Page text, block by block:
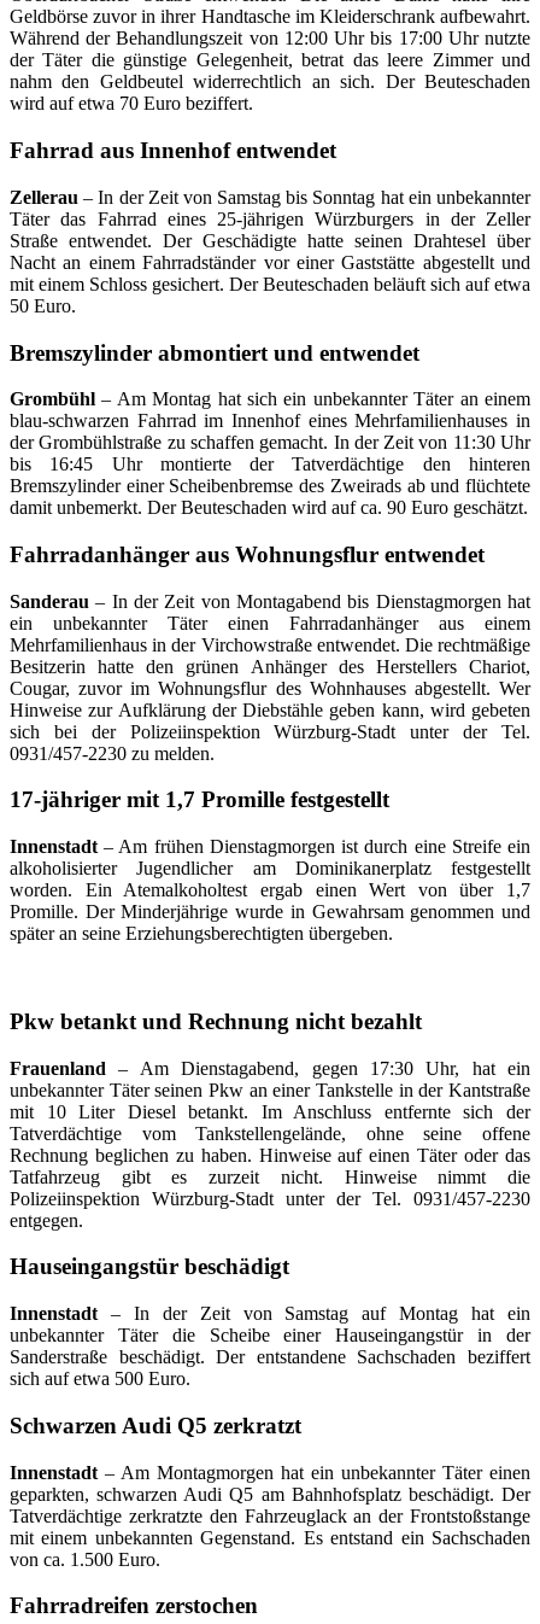
Geldbörse zuvor in ihrer Handtasche im Kleiderschrank aufbewahrt.
Während der Behandlungszeit von 12:00 Uhr bis 17:00 Uhr nutzte
der Täter die günstige Gelegenheit, betrat das leere Zimmer und
nahm den Geldbeutel widerrechtlich an sich. Der Beuteschaden
wird auf etwa 70 Euro beziffert.
Fahrrad aus Innenhof entwendet
Zellerau – In der Zeit von Samstag bis Sonntag hat ein unbekannter
Täter das Fahrrad eines 25-jährigen Würzburgers in der Zeller
Straße entwendet. Der Geschädigte hatte seinen Drahtesel über
Nacht an einem Fahrradständer vor einer Gaststätte abgestellt und
mit einem Schloss gesichert. Der Beuteschaden beläuft sich auf etwa
50 Euro.
Bremszylinder abmontiert und entwendet
Grombühl – Am Montag hat sich ein unbekannter Täter an einem
blau-schwarzen Fahrrad im Innenhof eines Mehrfamilienhauses in
der Grombühlstraße zu schaffen gemacht. In der Zeit von 11:30 Uhr
bis 16:45 Uhr montierte der Tatverdächtige den hinteren
Bremszylinder einer Scheibenbremse des Zweirads ab und flüchtete
damit unbemerkt. Der Beuteschaden wird auf ca. 90 Euro geschätzt.
Fahrradanhänger aus Wohnungsflur entwendet
Sanderau – In der Zeit von Montagabend bis Dienstagmorgen hat
ein unbekannter Täter einen Fahrradanhänger aus einem
Mehrfamilienhaus in der Virchowstraße entwendet. Die rechtmäßige
Besitzerin hatte den grünen Anhänger des Herstellers Chariot,
Cougar, zuvor im Wohnungsflur des Wohnhauses abgestellt. Wer
Hinweise zur Aufklärung der Diebstähle geben kann, wird gebeten
sich bei der Polizeiinspektion Würzburg-Stadt unter der Tel.
0931/457-2230 zu melden.
17-jähriger mit 1,7 Promille festgestellt
Innenstadt – Am frühen Dienstagmorgen ist durch eine Streife ein
alkoholisierter Jugendlicher am Dominikanerplatz festgestellt
worden. Ein Atemalkoholtest ergab einen Wert von über 1,7
Promille. Der Minderjährige wurde in Gewahrsam genommen und
später an seine Erziehungsberechtigten übergeben.
Pkw betankt und Rechnung nicht bezahlt
Frauenland – Am Dienstagabend, gegen 17:30 Uhr, hat ein
unbekannter Täter seinen Pkw an einer Tankstelle in der Kantstraße
mit 10 Liter Diesel betankt. Im Anschluss entfernte sich der
Tatverdächtige vom Tankstellengelände, ohne seine offene
Rechnung beglichen zu haben. Hinweise auf einen Täter oder das
Tatfahrzeug gibt es zurzeit nicht. Hinweise nimmt die
Polizeiinspektion Würzburg-Stadt unter der Tel. 0931/457-2230
entgegen.
Hauseingangstür beschädigt
Innenstadt – In der Zeit von Samstag auf Montag hat ein
unbekannter Täter die Scheibe einer Hauseingangstür in der
Sanderstraße beschädigt. Der entstandene Sachschaden beziffert
sich auf etwa 500 Euro.
Schwarzen Audi Q5 zerkratzt
Innenstadt – Am Montagmorgen hat ein unbekannter Täter einen
geparkten, schwarzen Audi Q5 am Bahnhofsplatz beschädigt. Der
Tatverdächtige zerkratzte den Fahrzeuglack an der Frontstoßstange
mit einem unbekannten Gegenstand. Es entstand ein Sachschaden
von ca. 1.500 Euro.
Fahrradreifen zerstochen